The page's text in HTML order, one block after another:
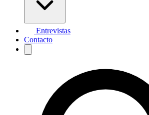
Entrevistas
Contacto